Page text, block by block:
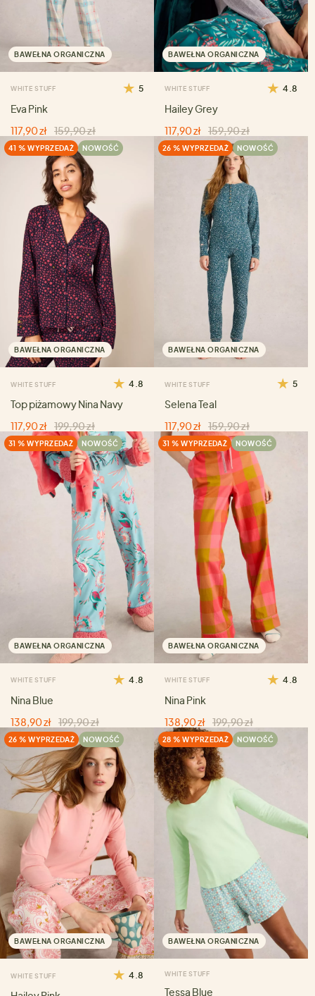
BAWEŁNA ORGANICZNA
WHITE STUFF 5
Eva Pink
117,90 zł 159,90 zł
BAWEŁNA ORGANICZNA
WHITE STUFF 4.8
Hailey Grey
117,90 zł 159,90 zł
41 % WYPRZEDAŻ NOWOŚĆ
BAWEŁNA ORGANICZNA
WHITE STUFF 4.8
Top piżamowy Nina Navy
117,90 zł 199,90 zł
26 % WYPRZEDAŻ NOWOŚĆ
BAWEŁNA ORGANICZNA
WHITE STUFF 5
Selena Teal
117,90 zł 159,90 zł
31 % WYPRZEDAŻ NOWOŚĆ
BAWEŁNA ORGANICZNA
WHITE STUFF 4.8
Nina Blue
138,90 zł 199,90 zł
31 % WYPRZEDAŻ NOWOŚĆ
BAWEŁNA ORGANICZNA
WHITE STUFF 4.8
Nina Pink
138,90 zł 199,90 zł
26 % WYPRZEDAŻ NOWOŚĆ
BAWEŁNA ORGANICZNA
WHITE STUFF 4.8
28 % WYPRZEDAŻ NOWOŚĆ
BAWEŁNA ORGANICZNA
WHITE STUFF
Tessa Blue